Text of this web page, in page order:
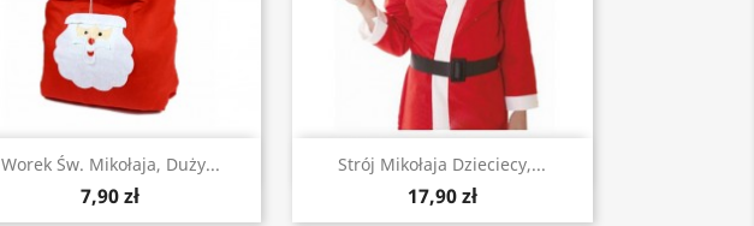
Worek Św. Mikołaja, Duży...
7,90 zł
Szybki podgląd Strój Mikołaja Dzieciecy,...
17,90 zł
Szybki podgląd